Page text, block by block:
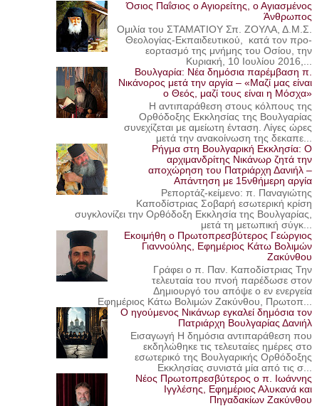
Όσιος Παΐσιος ο Αγιορείτης, ο Αγιασμένος
Άνθρωπος
Ομιλία του ΣΤΑΜΑΤΙΟΥ Σπ. ΖΟΥΛΑ, Δ.Μ.Σ.
Θεολογίας-Εκπαιδευτικού, κατά τον προ-
εορτασμό της μνήμης του Οσίου, την
Κυριακή, 10 Ιουλίου 2016,...
Βουλγαρία: Νέα δημόσια παρέμβαση π.
Νικάνορος μετά την αργία – «Μαζί μας είναι
ο Θεός, μαζί τους είναι η Μόσχα»
Η αντιπαράθεση στους κόλπους της
Ορθόδοξης Εκκλησίας της Βουλγαρίας
συνεχίζεται με αμείωτη ένταση. Λίγες ώρες
μετά την ανακοίνωση της δεκαπε...
Ρήγμα στη Βουλγαρική Εκκλησία: Ο
αρχιμανδρίτης Νικάνωρ ζητά την
αποχώρηση του Πατριάρχη Δανιήλ –
Απάντηση με 15νθήμερη αργία
Ρεπορτάζ-κείμενο: π. Παναγιώτης
Καποδίστριας Σοβαρή εσωτερική κρίση
συγκλονίζει την Ορθόδοξη Εκκλησία της Βουλγαρίας,
μετά τη μετωπική σύγκ...
Εκοιμήθη ο Πρωτοπρεσβύτερος Γεώργιος
Γιαννούλης, Εφημέριος Κάτω Βολιμών
Ζακύνθου
Γράφει ο π. Παν. Καποδίστριας Την
τελευταία του πνοή παρέδωσε στον
Δημιουργό του απόψε ο εν ενεργεία
Εφημέριος Κάτω Βολιμών Ζακύνθου, Πρωτοπ...
Ο ηγούμενος Νικάνωρ εγκαλεί δημόσια τον
Πατριάρχη Βουλγαρίας Δανιήλ
Εισαγωγή Η δημόσια αντιπαράθεση που
εκδηλώθηκε τις τελευταίες ημέρες στο
εσωτερικό της Βουλγαρικής Ορθόδοξης
Εκκλησίας συνιστά μία από τις σ...
Νέος Πρωτοπρεσβύτερος ο π. Ιωάννης
Ιγγλέσης, Εφημέριος Αλυκανά και
Πηγαδακίων Ζακύνθου